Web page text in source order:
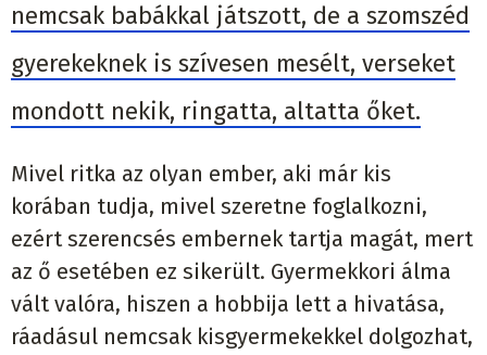
nemcsak babákkal játszott, de a szomszéd
gyerekeknek is szívesen mesélt, verseket
mondott nekik, ringatta, altatta őket.
Mivel ritka az olyan ember, aki már kis
korában tudja, mivel szeretne foglalkozni,
ezért szerencsés embernek tartja magát, mert
az ő esetében ez sikerült. Gyermekkori álma
vált valóra, hiszen a hobbija lett a hivatása,
ráadásul nemcsak kisgyermekekkel dolgozhat,